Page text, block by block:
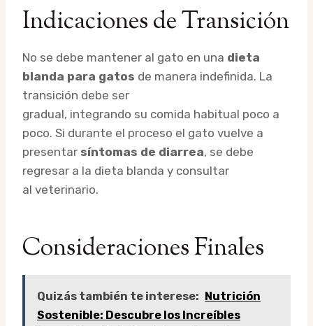
Indicaciones de Transición
No se debe mantener al gato en una dieta
blanda para gatos de manera indefinida. La
transición debe ser
gradual, integrando su comida habitual poco a
poco. Si durante el proceso el gato vuelve a
presentar síntomas de diarrea, se debe
regresar a la dieta blanda y consultar
al veterinario.
Consideraciones Finales
Quizás también te interese: Nutrición
Sostenible: Descubre los Increíbles